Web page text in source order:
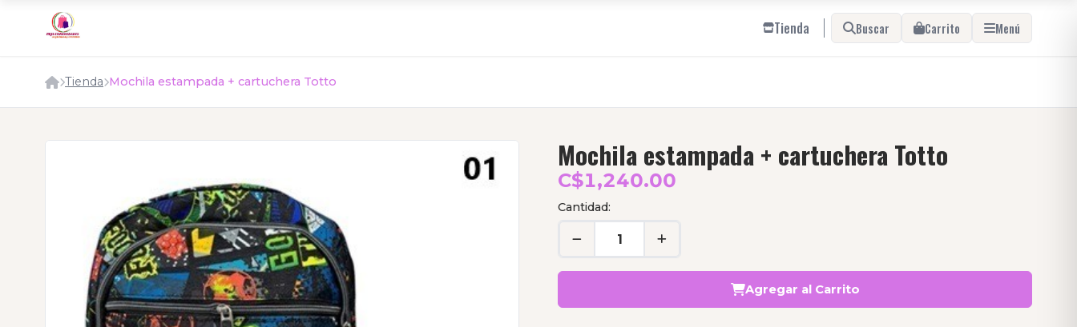
Tienda Buscar Carrito Menú
Tienda Mochila estampada + cartuchera Totto
Mochila estampada + cartuchera Totto
C$1,240.00
Cantidad:
Agregar al Carrito